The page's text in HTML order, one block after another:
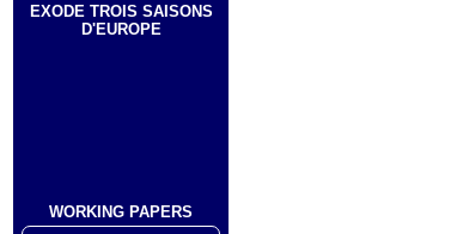
EXODE TROIS SAISONS
D'EUROPE
WORKING PAPERS